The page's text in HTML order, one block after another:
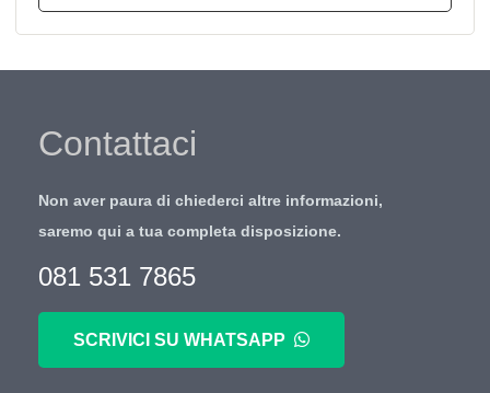
Contattaci
Non aver paura di chiederci altre informazioni,
saremo qui a tua completa disposizione.
081 531 7865
SCRIVICI SU WHATSAPP